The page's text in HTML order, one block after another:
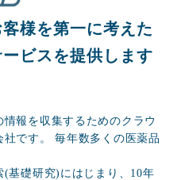
様を第一に考えた
ビスを提供します
報を収集するためのクラウ
社です。 毎年数多くの医薬品
(基礎研究)にはじまり、10年